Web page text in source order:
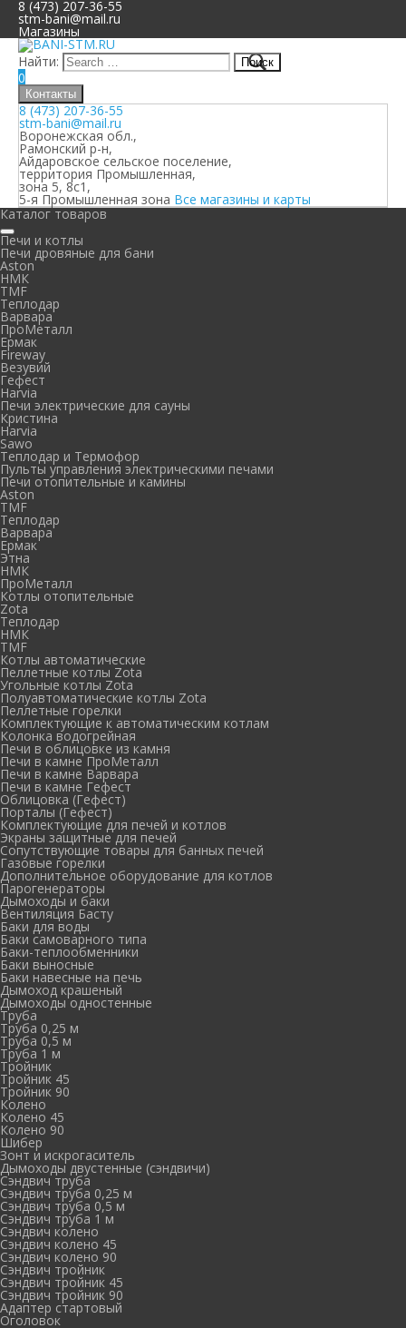
8 (473) 207-36-55
stm-bani@mail.ru
Магазины
Найти:
0
Контакты
8 (473) 207-36-55
stm-bani@mail.ru
Воронежская обл.,
Рамонский р-н,
Айдаровское сельское поселение,
территория Промышленная,
зона 5, 8с1,
5-я Промышленная зона Все магазины и карты
Каталог товаров
Печи и котлы
Печи дровяные для бани
Aston
НМК
TMF
Теплодар
Варвара
ПроМеталл
Ермак
Fireway
Везувий
Гефест
Harvia
Печи электрические для сауны
Кристина
Harvia
Sawo
Теплодар и Термофор
Пульты управления электрическими печами
Печи отопительные и камины
Aston
TMF
Теплодар
Варвара
Ермак
Этна
НМК
ПроМеталл
Котлы отопительные
Zota
Теплодар
НМК
TMF
Котлы автоматические
Пеллетные котлы Zota
Угольные котлы Zota
Полуавтоматические котлы Zota
Пеллетные горелки
Комплектующие к автоматическим котлам
Колонка водогрейная
Печи в облицовке из камня
Печи в камне ПроМеталл
Печи в камне Варвара
Печи в камне Гефест
Облицовка (Гефест)
Порталы (Гефест)
Комплектующие для печей и котлов
Экраны защитные для печей
Сопутствующие товары для банных печей
Газовые горелки
Дополнительное оборудование для котлов
Парогенераторы
Дымоходы и баки
Вентиляция Басту
Баки для воды
Баки самоварного типа
Баки-теплообменники
Баки выносные
Баки навесные на печь
Дымоход крашеный
Дымоходы одностенные
Труба
Труба 0,25 м
Труба 0,5 м
Труба 1 м
Тройник
Тройник 45
Тройник 90
Колено
Колено 45
Колено 90
Шибер
Зонт и искрогаситель
Дымоходы двустенные (сэндвичи)
Сэндвич труба
Сэндвич труба 0,25 м
Сэндвич труба 0,5 м
Сэндвич труба 1 м
Сэндвич колено
Сэндвич колено 45
Сэндвич колено 90
Сэндвич тройник
Сэндвич тройник 45
Сэндвич тройник 90
Адаптер стартовый
Оголовок